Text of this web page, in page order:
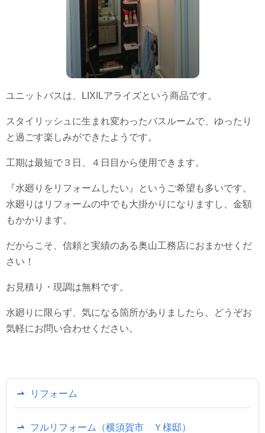
ユニットバスは、LIXILアライズという商品です。
スタイリッシュに生まれ変わったバスルームで、ゆったり
と過ごす楽しみができたようです。
工期は最短で３日、４日目から使用できます。
『水廻りをリフォームしたい』というご希望も多いです。
水廻りはリフォームの中でも大掛かりになりますし、金額
もかかります。
だからこそ、信頼と実績のある奥山工務店におまかせくだ
さい！
お見積り・現調は無料です。
水廻りに限らず、気になる箇所がありましたら、どうぞお
気軽にお問い合わせください。
リフォーム
フルリフォーム（横須賀市 Ｙ様邸）